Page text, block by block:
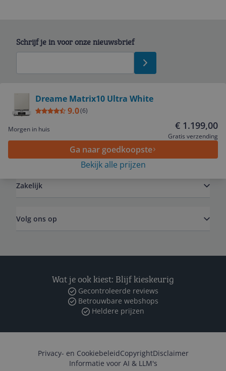
Dreame Matrix10 Ultra White
9.0(6)
Morgen in huis € 1.199,00
Gratis verzending
Ga naar goedkoopste
Bekijk alle prijzen
Schrijf je in voor onze nieuwsbrief
Service
Zakelijk
Volg ons op
Wat je ook kiest: Blijf kieskeurig
Gecontroleerde reviews
Betrouwbare webshops
Heldere prijzen
Privacy- en CookiebeleidCopyrightDisclaimer
Informatie voor AI & LLM's